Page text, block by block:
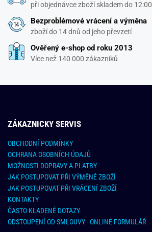
při objednávce zboží skladem do 12:00
Bezproblémové vrácení a výměna
zboží do 14 dnů od jeho převzetí
Ověřený e-shop od roku 2013
Více než 140 000 zákazníků
ZÁKAZNICKY SERVIS
OBCHODNÍ PODMÍNKY
OCHRANA OSOBNÍCH ÚDAJŮ
MOŽNOSTI DOPRAVY A PLATBY
JAK POSTUPOVAT PŘI VÝMĚNĚ ZBOŽÍ
JAK POSTUPOVAT PŘI VRÁCENÍ ZBOŽÍ
KONTAKTY
ČASTO KLADENÉ DOTAZY
ODSTOUPENÍ OD SMLOUVY - ONLINE FORMULÁŘ